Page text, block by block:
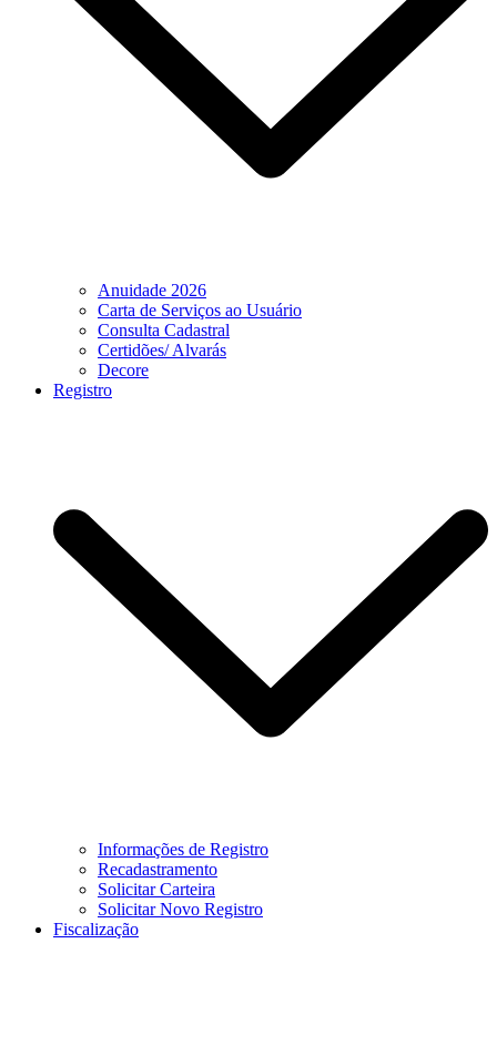
Anuidade 2026
Carta de Serviços ao Usuário
Consulta Cadastral
Certidões/ Alvarás
Decore
Registro
Informações de Registro
Recadastramento
Solicitar Carteira
Solicitar Novo Registro
Fiscalização